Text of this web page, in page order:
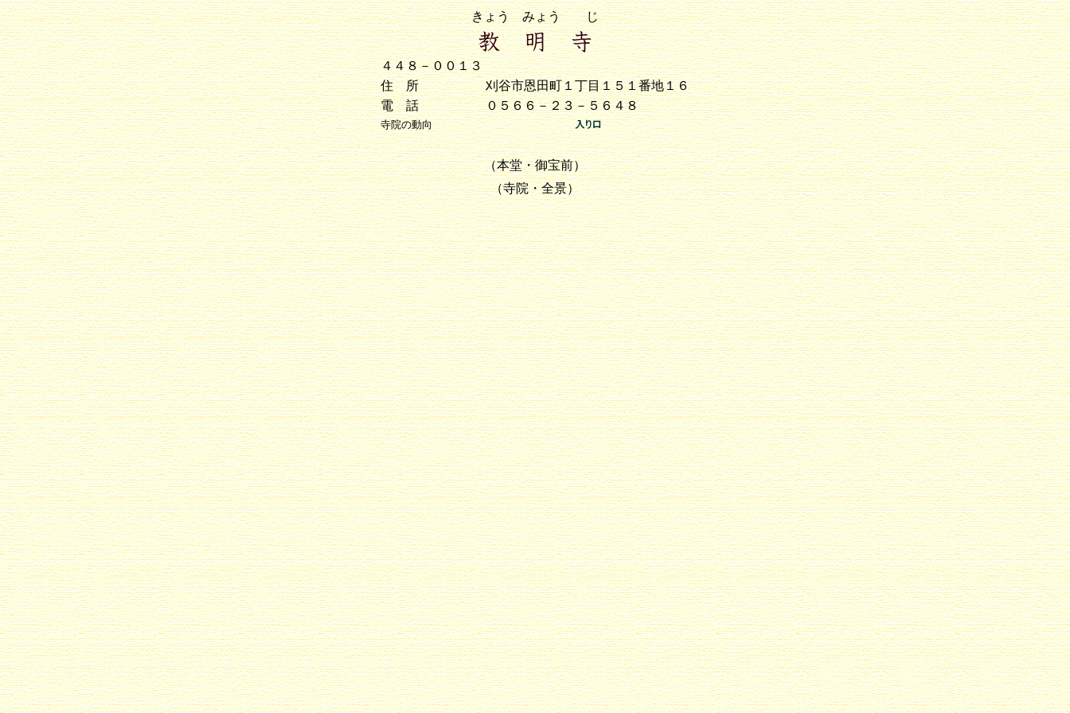
きょう みょう じ
４４８－００１３
住 所
刈谷市恩田町１丁目１５１番地１６
電 話
０５６６－２３－５６４８
寺院の動向
（本堂・御宝前）
（寺院・全景）